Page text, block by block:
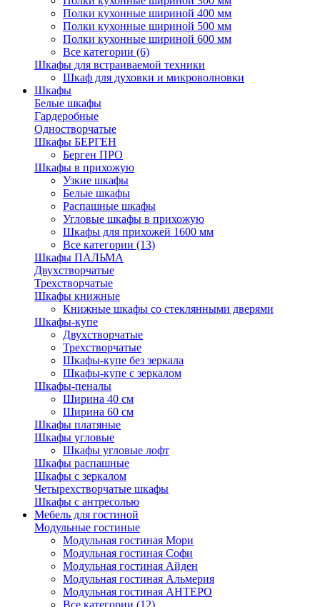
Полки кухонные шириной 400 мм
Полки кухонные шириной 500 мм
Полки кухонные шириной 600 мм
Все категории (6)
Шкафы для встраиваемой техники
Шкаф для духовки и микроволновки
Шкафы
Белые шкафы
Гардеробные
Одностворчатые
Шкафы БЕРГЕН
Берген ПРО
Шкафы в прихожую
Узкие шкафы
Белые шкафы
Распашные шкафы
Угловые шкафы в прихожую
Шкафы для прихожей 1600 мм
Все категории (13)
Шкафы ПАЛЬМА
Двухстворчатые
Трехстворчатые
Шкафы книжные
Книжные шкафы со стеклянными дверями
Шкафы-купе
Двухстворчатые
Трехстворчатые
Шкафы-купе без зеркала
Шкафы-купе с зеркалом
Шкафы-пеналы
Ширина 40 см
Ширина 60 см
Шкафы платяные
Шкафы угловые
Шкафы угловые лофт
Шкафы распашные
Шкафы с зеркалом
Четырехстворчатые шкафы
Шкафы с антресолью
Мебель для гостиной
Модульные гостиные
Модульная гостиная Мори
Модульная гостиная Софи
Модульная гостиная Айден
Модульная гостиная Альмерия
Модульная гостиная АНТЕРО
Все категории (12)